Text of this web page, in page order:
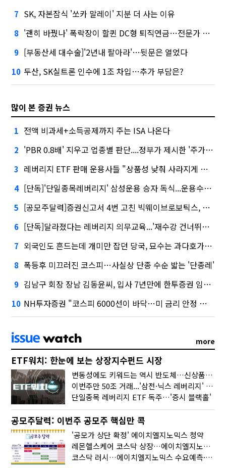
7 SK, 자본잠식 '쏘카 말레이' 지분 더 사는 이유
8 '괜히 바꿨나' 폭락장이 할퀸 DC형 퇴직연금…전문가 조언은
9 [부동산세 대수술]'2년내 팔아라'…뒷문은 열었다
10 두산, SK실트론 인수에 1조 차입…추가 부담은?
많이 본 증권 뉴스
1 전액 비과세+소득공제까지 주는 ISA 나온다
2 'PBR 0.8배' 지우고 업종별 판단....정부가 제시한 '주가 누르기' 방지법
3 레버리지 ETF 판매 운용사들 "상품성 낮춰 사라지게 해야"…일부 신중론도
4 [단독]'단일종목레버리지' 삼성운용 승자 독식...운용수익 미래에셋의 6배
5 [공모주달력]증권신고서 4번 고친 빅웨이브로보틱스, 수요예측
6 [단독]달라졌다는 레버리지 의무교육...'재수강 건너뛰기' 허점
7 외국인도 흔드는데 개미만 잡던 당국, 묘수는 과다호가부담금?
8 폭등후 미끄러진 코스피…사실상 단종 수순 밟는 '단종레'
9 김남구 회장 장남 김동윤씨, 입사 7년만에 한투증권 임원 승진
10 NH투자증권 "코스피 6000선이 바닥…미 금리 안정 후 추가 회복"
more
ETF워치: 한눈에 보는 상장지수펀드 시장
변동성에도 키워드는 역시 반도체…신상품은 우주·방산
이번주만 50조 거래...'삼전·닉스 레버리지' 수익률은 -30%
단일종목 레버리지 ETF 독주…'증시 블랙홀'
공모주달력: 이번주 공모주 핵심만 콕
'공모가 상단 확정' 에이치엘지노믹스 청약
레몬헬스케어 코스닥 상장…에이치엘지노믹스 수요예측
코스닥 러시…에이치엘지노믹스 수요예측·레메디 청약